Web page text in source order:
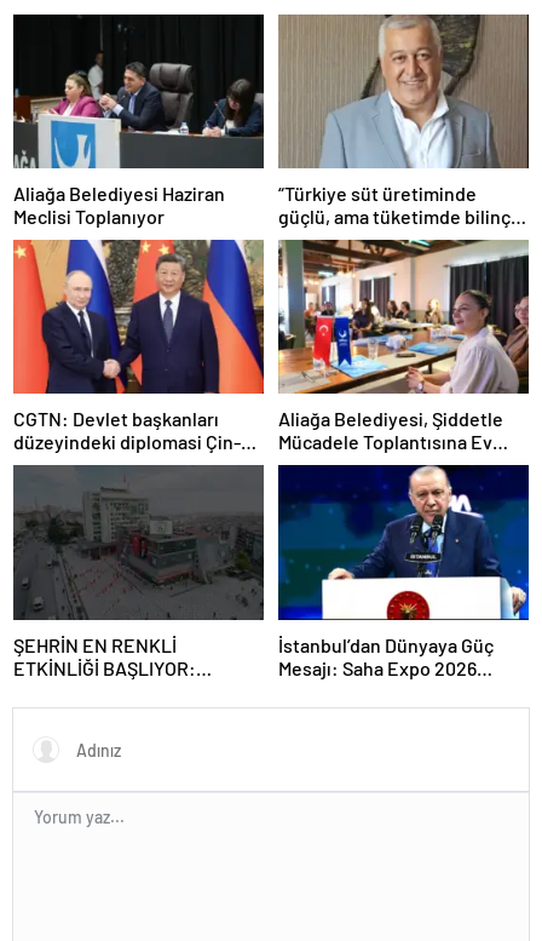
Aliağa Belediyesi Haziran
Meclisi Toplanıyor
“Türkiye süt üretiminde
güçlü, ama tüketimde bilinç
şart”
CGTN: Devlet başkanları
düzeyindeki diplomasi Çin-
Rusya arasındaki büyüyen
ortaklığı güçlendiriyor
Aliağa Belediyesi, Şiddetle
Mücadele Toplantısına Ev
Sahipliği Yaptı
ŞEHRİN EN RENKLİ
ETKİNLİĞİ BAŞLIYOR:
FESTİVALİ” HEYECANI
GAZİOSMANPAŞA’DA
YAŞANACAK
İstanbul’dan Dünyaya Güç
Mesajı: Saha Expo 2026